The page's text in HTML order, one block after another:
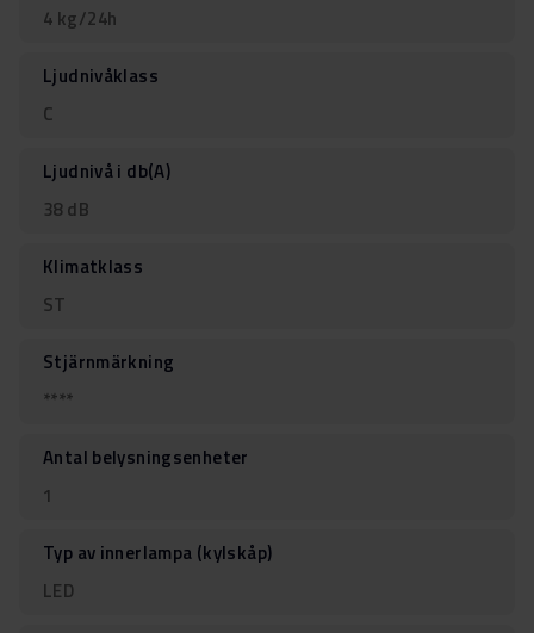
4 kg/24h
Ljudnivåklass
C
Ljudnivå i db(A)
38 dB
Klimatklass
ST
Stjärnmärkning
****
Antal belysningsenheter
1
Typ av innerlampa (kylskåp)
LED